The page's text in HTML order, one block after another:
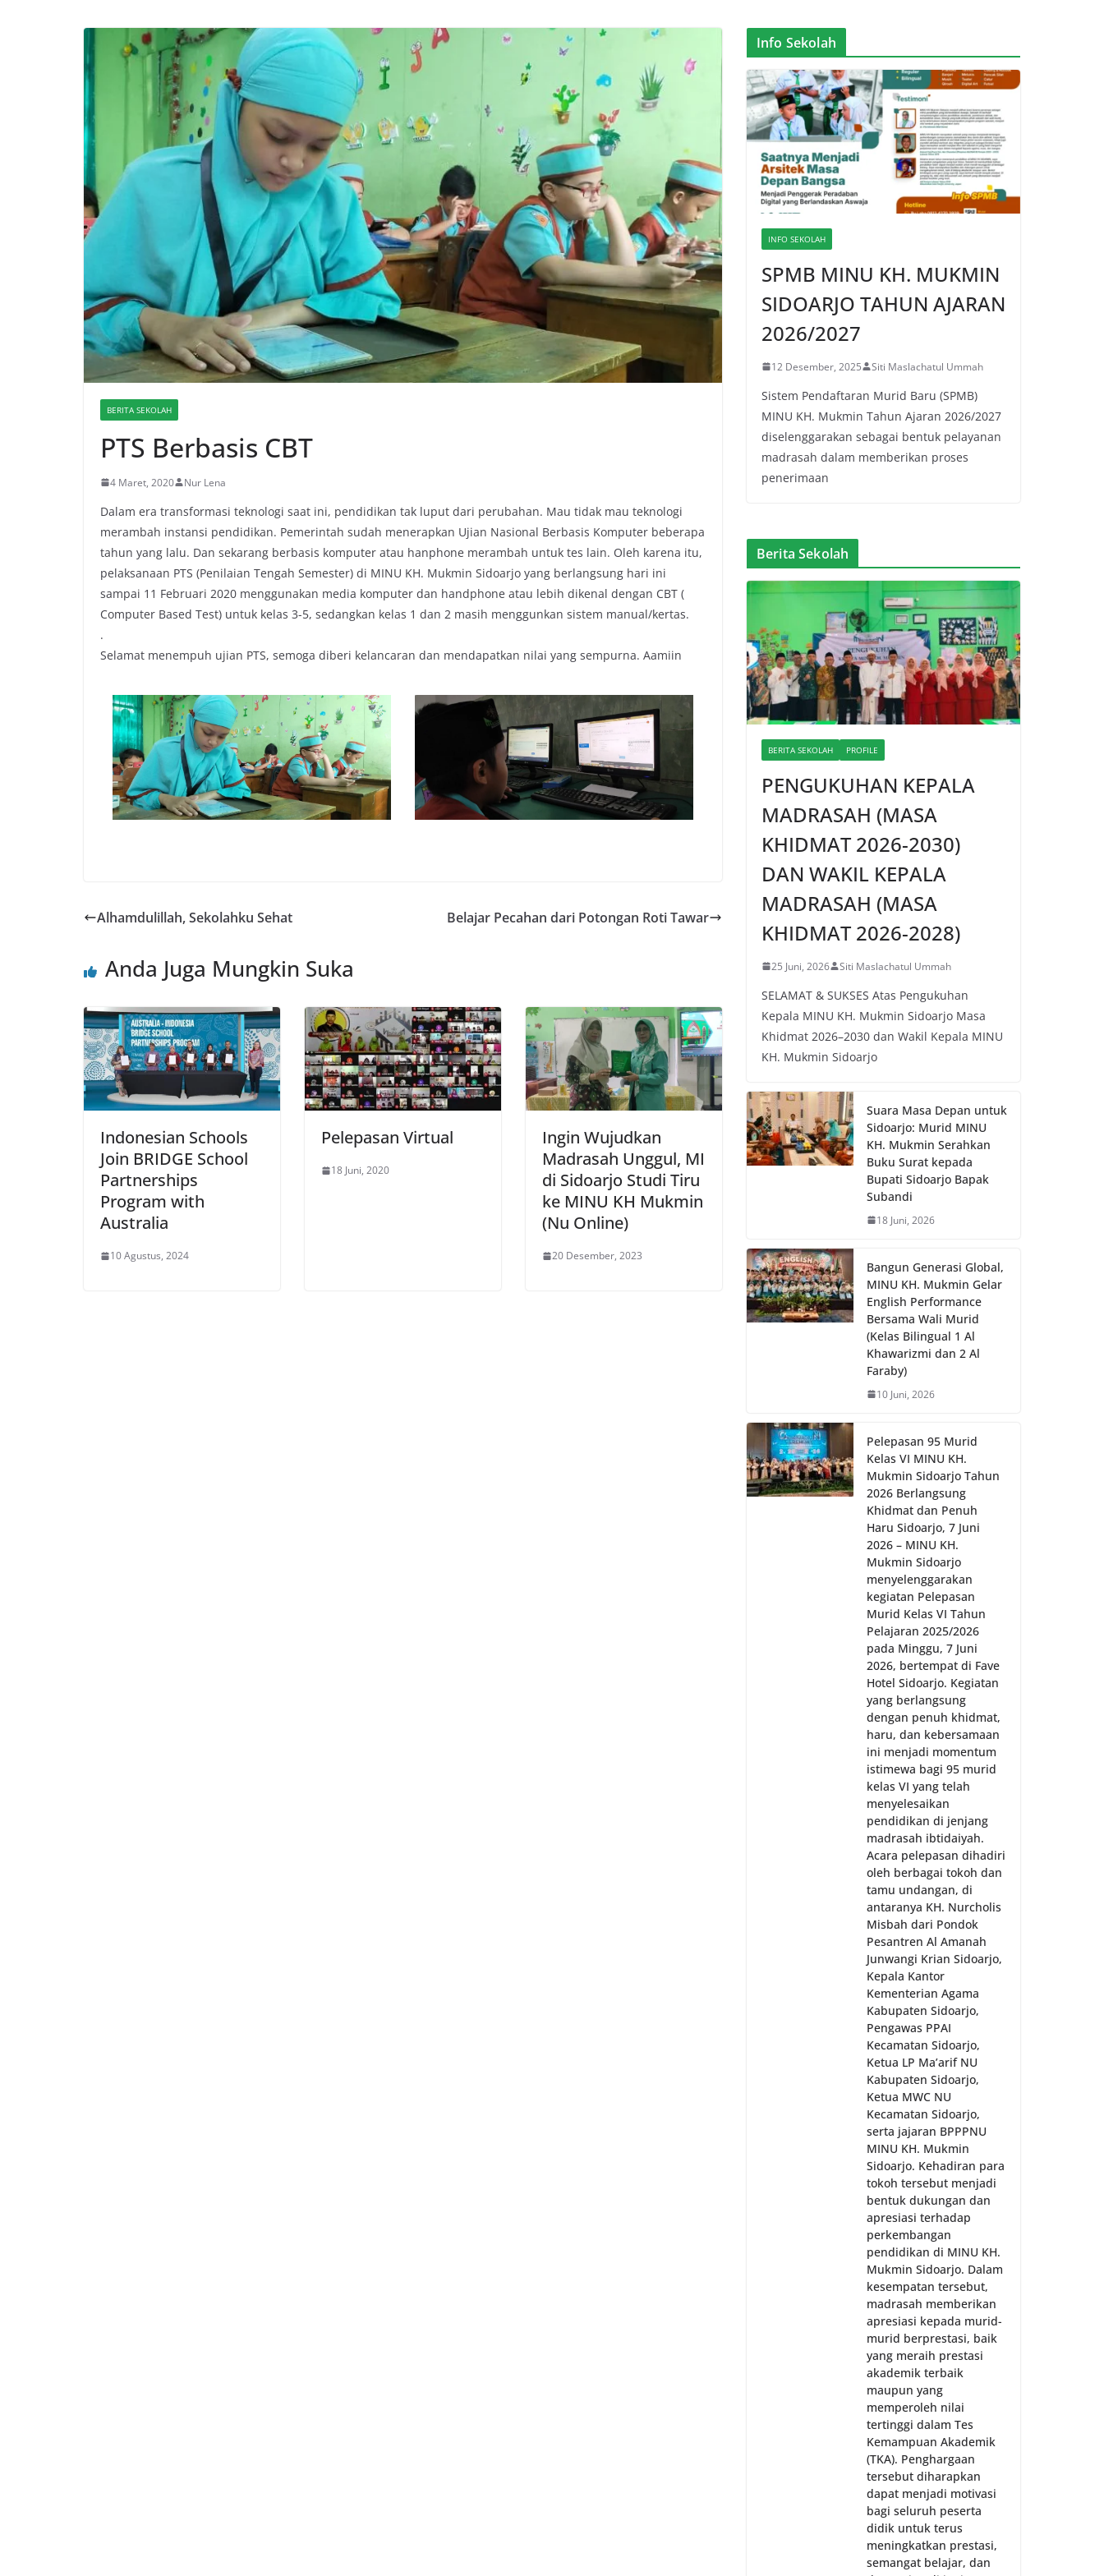
BERITA SEKOLAH
PTS Berbasis CBT
4 Maret, 2020 Nur Lena
Dalam era transformasi teknologi saat ini, pendidikan tak luput dari perubahan. Mau tidak mau teknologi
merambah instansi pendidikan. Pemerintah sudah menerapkan Ujian Nasional Berbasis Komputer beberapa
tahun yang lalu. Dan sekarang berbasis komputer atau hanphone merambah untuk tes lain. Oleh karena itu,
pelaksanaan PTS (Penilaian Tengah Semester) di MINU KH. Mukmin Sidoarjo yang berlangsung hari ini
sampai 11 Februari 2020 menggunakan media komputer dan handphone atau lebih dikenal dengan CBT (
Computer Based Test) untuk kelas 3-5, sedangkan kelas 1 dan 2 masih menggunkan sistem manual/kertas.
.
Selamat menempuh ujian PTS, semoga diberi kelancaran dan mendapatkan nilai yang sempurna. Aamiin
Alhamdulillah, Sekolahku Sehat Belajar Pecahan dari Potongan Roti Tawar
Anda Juga Mungkin Suka
Indonesian Schools
Join BRIDGE School
Partnerships
Program with
Australia
10 Agustus, 2024
Pelepasan Virtual
18 Juni, 2020
Ingin Wujudkan
Madrasah Unggul, MI
di Sidoarjo Studi Tiru
ke MINU KH Mukmin
(Nu Online)
20 Desember, 2023
Info Sekolah
INFO SEKOLAH
SPMB MINU KH. MUKMIN
SIDOARJO TAHUN AJARAN
2026/2027
12 Desember, 2025 Siti Maslachatul Ummah
Sistem Pendaftaran Murid Baru (SPMB)
MINU KH. Mukmin Tahun Ajaran 2026/2027
diselenggarakan sebagai bentuk pelayanan
madrasah dalam memberikan proses
penerimaan
Berita Sekolah
BERITA SEKOLAH PROFILE
PENGUKUHAN KEPALA
MADRASAH (MASA
KHIDMAT 2026-2030)
DAN WAKIL KEPALA
MADRASAH (MASA
KHIDMAT 2026-2028)
25 Juni, 2026 Siti Maslachatul Ummah
SELAMAT & SUKSES Atas Pengukuhan
Kepala MINU KH. Mukmin Sidoarjo Masa
Khidmat 2026–2030 dan Wakil Kepala MINU
KH. Mukmin Sidoarjo
Suara Masa Depan untuk
Sidoarjo: Murid MINU
KH. Mukmin Serahkan
Buku Surat kepada
Bupati Sidoarjo Bapak
Subandi
18 Juni, 2026
Bangun Generasi Global,
MINU KH. Mukmin Gelar
English Performance
Bersama Wali Murid
(Kelas Bilingual 1 Al
Khawarizmi dan 2 Al
Faraby)
10 Juni, 2026
Pelepasan 95 Murid
Kelas VI MINU KH.
Mukmin Sidoarjo Tahun
2026 Berlangsung
Khidmat dan Penuh
Haru Sidoarjo, 7 Juni
2026 – MINU KH.
Mukmin Sidoarjo
menyelenggarakan
kegiatan Pelepasan
Murid Kelas VI Tahun
Pelajaran 2025/2026
pada Minggu, 7 Juni
2026, bertempat di Fave
Hotel Sidoarjo. Kegiatan
yang berlangsung
dengan penuh khidmat,
haru, dan kebersamaan
ini menjadi momentum
istimewa bagi 95 murid
kelas VI yang telah
menyelesaikan
pendidikan di jenjang
madrasah ibtidaiyah.
Acara pelepasan dihadiri
oleh berbagai tokoh dan
tamu undangan, di
antaranya KH. Nurcholis
Misbah dari Pondok
Pesantren Al Amanah
Junwangi Krian Sidoarjo,
Kepala Kantor
Kementerian Agama
Kabupaten Sidoarjo,
Pengawas PPAI
Kecamatan Sidoarjo,
Ketua LP Ma’arif NU
Kabupaten Sidoarjo,
Ketua MWC NU
Kecamatan Sidoarjo,
serta jajaran BPPPNU
MINU KH. Mukmin
Sidoarjo. Kehadiran para
tokoh tersebut menjadi
bentuk dukungan dan
apresiasi terhadap
perkembangan
pendidikan di MINU KH.
Mukmin Sidoarjo. Dalam
kesempatan tersebut,
madrasah memberikan
apresiasi kepada murid-
murid berprestasi, baik
yang meraih prestasi
akademik terbaik
maupun yang
memperoleh nilai
tertinggi dalam Tes
Kemampuan Akademik
(TKA). Penghargaan
tersebut diharapkan
dapat menjadi motivasi
bagi seluruh peserta
didik untuk terus
meningkatkan prestasi,
semangat belajar, dan